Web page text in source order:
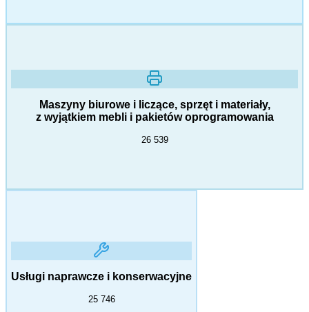
Maszyny biurowe i liczące, sprzęt i materiały,
z wyjątkiem mebli i pakietów oprogramowania
26 539
Usługi naprawcze i konserwacyjne
25 746